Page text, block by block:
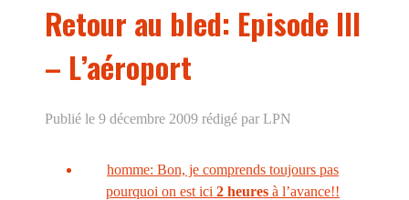
Retour au bled: Episode III
– L’aéroport
Publié le 9 décembre 2009 rédigé par LPN
homme: Bon, je comprends toujours pas
pourquoi on est ici 2 heures à l’avance!!